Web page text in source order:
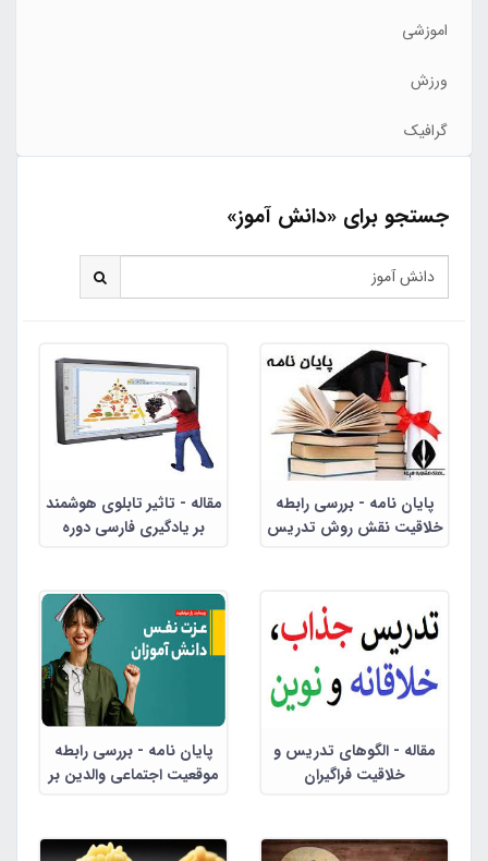
اموزشی
ورزش
گرافیک
جستجو برای «دانش آموز»
پایان نامه - بررسی رابطه
خلاقیت نقش روش تدریس
مقاله - تاثیر تابلوی هوشمند
بر یادگیری فارسی دوره
مقاله - الگوهای تدریس و
خلاقیت فراگیران
پایان نامه - بررسی رابطه
موقعیت اجتماعی والدین بر